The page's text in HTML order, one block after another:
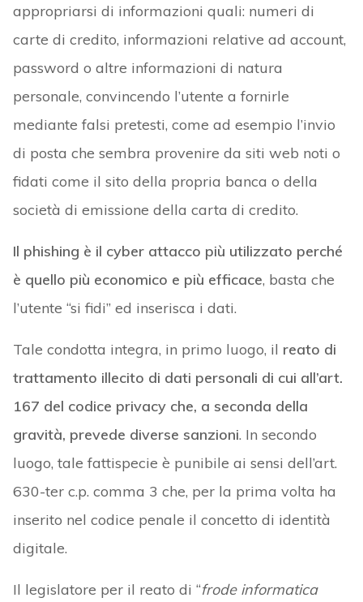
appropriarsi di informazioni quali: numeri di
carte di credito, informazioni relative ad account,
password o altre informazioni di natura
personale, convincendo l’utente a fornirle
mediante falsi pretesti, come ad esempio l’invio
di posta che sembra provenire da siti web noti o
fidati come il sito della propria banca o della
società di emissione della carta di credito.
Il phishing è il cyber attacco più utilizzato perché
è quello più economico e più efficace, basta che
l’utente “si fidi” ed inserisca i dati.
Tale condotta integra, in primo luogo, il reato di
trattamento illecito di dati personali di cui all’art.
167 del codice privacy che, a seconda della
gravità, prevede diverse sanzioni. In secondo
luogo, tale fattispecie è punibile ai sensi dell’art.
630-ter c.p. comma 3 che, per la prima volta ha
inserito nel codice penale il concetto di identità
digitale.
Il legislatore per il reato di “frode informatica